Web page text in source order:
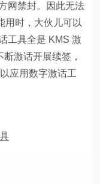
网禁封。因此无法
用时，大伙儿可以
工具全是 KMS 激
激话开展续签，
应用数字激话工